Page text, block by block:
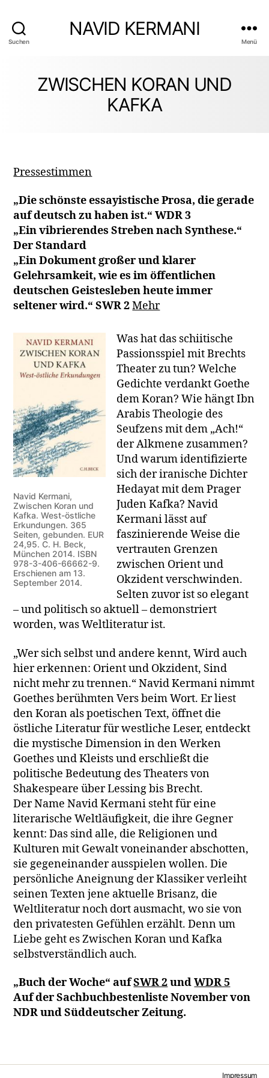
Suchen
NAVID KERMANI
Menü
ZWISCHEN KORAN UND
KAFKA
Pressestimmen
„Die schönste essayistische Prosa, die gerade
auf deutsch zu haben ist.“ WDR 3
„Ein vibrierendes Streben nach Synthese.“
Der Standard
„Ein Dokument großer und klarer
Gelehrsamkeit, wie es im öffentlichen
deutschen Geistesleben heute immer
seltener wird.“ SWR 2Mehr
Navid Kermani,
Zwischen Koran und
Kafka. West-östliche
Erkundungen. 365
Seiten, gebunden. EUR
24,95. C. H. Beck,
München 2014. ISBN
978-3-406-66662-9.
Erschienen am 13.
September 2014.
Was hat das schiitische
Passionsspiel mit Brechts
Theater zu tun? Welche
Gedichte verdankt Goethe
dem Koran? Wie hängt Ibn
Arabis Theologie des
Seufzens mit dem „Ach!“
der Alkmene zusammen?
Und warum identifizierte
sich der iranische Dichter
Hedayat mit dem Prager
Juden Kafka? Navid
Kermani lässt auf
faszinierende Weise die
vertrauten Grenzen
zwischen Orient und
Okzident verschwinden.
Selten zuvor ist so elegant
– und politisch so aktuell – demonstriert
worden, was Weltliteratur ist.
„Wer sich selbst und andere kennt, Wird auch
hier erkennen: Orient und Okzident, Sind
nicht mehr zu trennen.“ Navid Kermani nimmt
Goethes berühmten Vers beim Wort. Er liest
den Koran als poetischen Text, öffnet die
östliche Literatur für westliche Leser, entdeckt
die mystische Dimension in den Werken
Goethes und Kleists und erschließt die
politische Bedeutung des Theaters von
Shakespeare über Lessing bis Brecht.
Der Name Navid Kermani steht für eine
literarische Weltläufigkeit, die ihre Gegner
kennt: Das sind alle, die Religionen und
Kulturen mit Gewalt voneinander abschotten,
sie gegeneinander ausspielen wollen. Die
persönliche Aneignung der Klassiker verleiht
seinen Texten jene aktuelle Brisanz, die
Weltliteratur noch dort ausmacht, wo sie von
den privatesten Gefühlen erzählt. Denn um
Liebe geht es Zwischen Koran und Kafka
selbstverständlich auch.
„Buch der Woche“ aufSWR 2undWDR 5
Auf der Sachbuchbestenliste November von
NDR und Süddeutscher Zeitung.
Impressum